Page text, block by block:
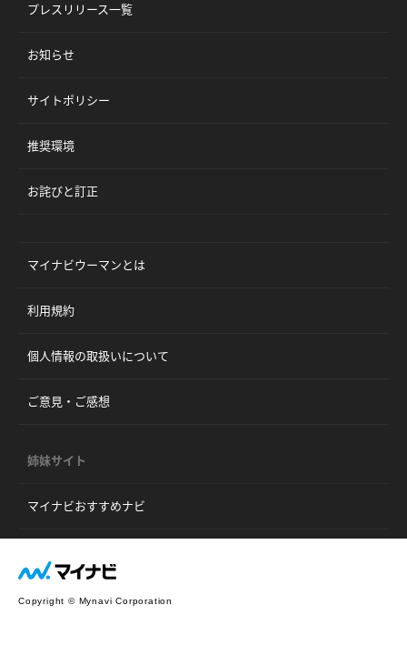
プレスリリース一覧
お知らせ
サイトポリシー
推奨環境
お詫びと訂正
マイナビウーマンとは
利用規約
個人情報の取扱いについて
ご意見・ご感想
姉妹サイト
マイナビおすすめナビ
Copyright © Mynavi Corporation